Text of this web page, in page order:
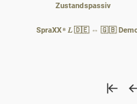
Zustandspassiv
SpraXX⁸ 𝐿 🇩🇪 ⇔ 🇬🇧